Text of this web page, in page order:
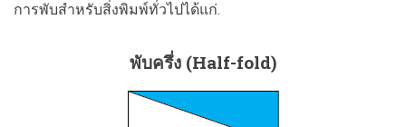
การพับสำหรับสิ่งพิมพ์ทั่วไปได้แก่.
พับครึ่ง (Half-fold)